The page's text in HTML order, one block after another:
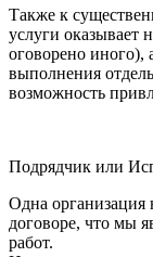
Также к
услуги оказывает
оговорено иного),
выполнения
возможность
Подрядчик или
Одна организация
договоре, что мы
работ.